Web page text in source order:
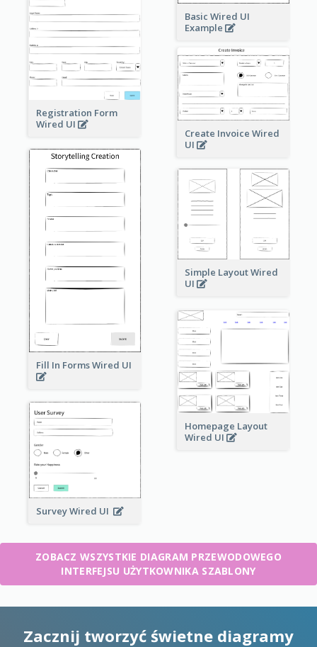
Basic Wired UI
Example
Registration Form
Wired UI
Create Invoice Wired
UI
Fill In Forms Wired UI
Simple Layout Wired
UI
Homepage Layout
Wired UI
Survey Wired UI
ZOBACZ WSZYSTKIE DIAGRAM PRZEWODOWEGO
INTERFEJSU UŻYTKOWNIKA SZABLONY
Zacznij tworzyć świetne diagramy